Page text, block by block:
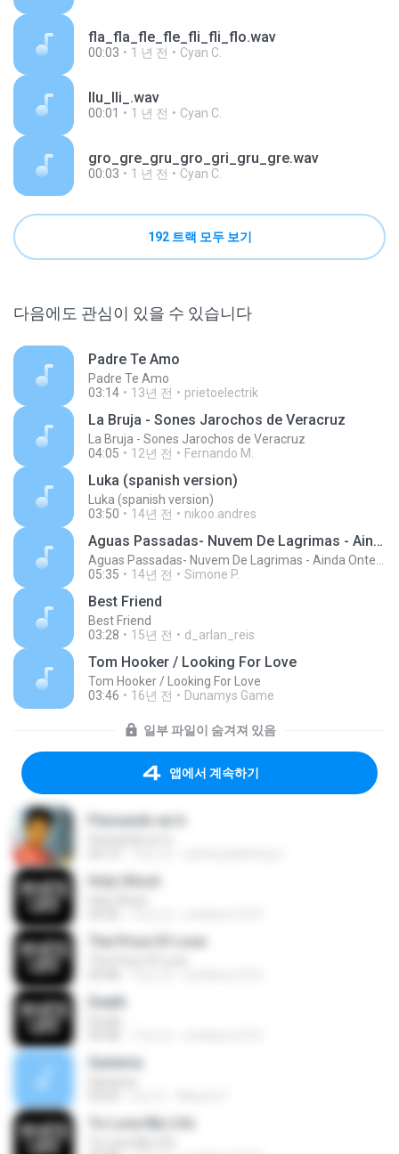
fla_fla_fle_fle_fli_fli_flo.wav
00:03 1 년 전 Cyan C.
llu_lli_.wav
00:01 1 년 전 Cyan C.
gro_gre_gru_gro_gri_gru_gre.wav
00:03 1 년 전 Cyan C.
192 트랙 모두 보기
다음에도 관심이 있을 수 있습니다
Padre Te Amo
Padre Te Amo
03:14
13년 전 prietoelectrik
La Bruja - Sones Jarochos de Veracruz
La Bruja - Sones Jarochos de Veracruz
04:05
12년 전 Fernando M.
Luka (spanish version)
Luka (spanish version)
03:50
14년 전 nikoo.andres
Aguas Passadas- Nuvem De Lagrimas - Ainda Ontem Chorei De Saudade
05:35
14년 전 Simone P.
Best Friend
Best Friend
03:28
15년 전 d_arlan_reis
Tom Hooker / Looking For Love
Tom Hooker / Looking For Love
03:46
16년 전 Dunamys Game
일부 파일이 숨겨져 있음
앱에서 계속하기
Pensando en ti
Holy Ghost
The Price Of Love
Death
Santeria
To Lose My Life